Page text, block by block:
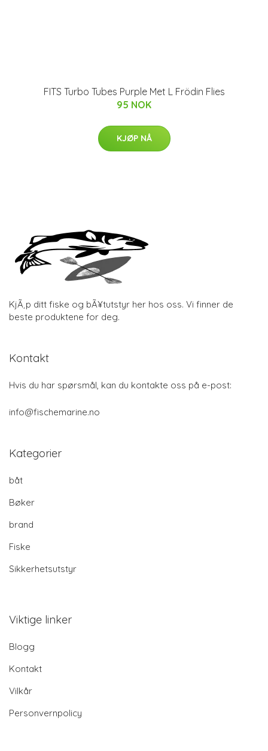
FITS Turbo Tubes Purple Met L Frödin Flies
95 NOK
KJØP NÅ
KjÃ¸p ditt fiske og bÃ¥tutstyr her hos oss. Vi finner de
beste produktene for deg.
Kontakt
Hvis du har spørsmål, kan du kontakte oss på e-post:
info@fischemarine.no
Kategorier
båt
Bøker
brand
Fiske
Sikkerhetsutstyr
Viktige linker
Blogg
Kontakt
Vilkår
Personvernpolicy